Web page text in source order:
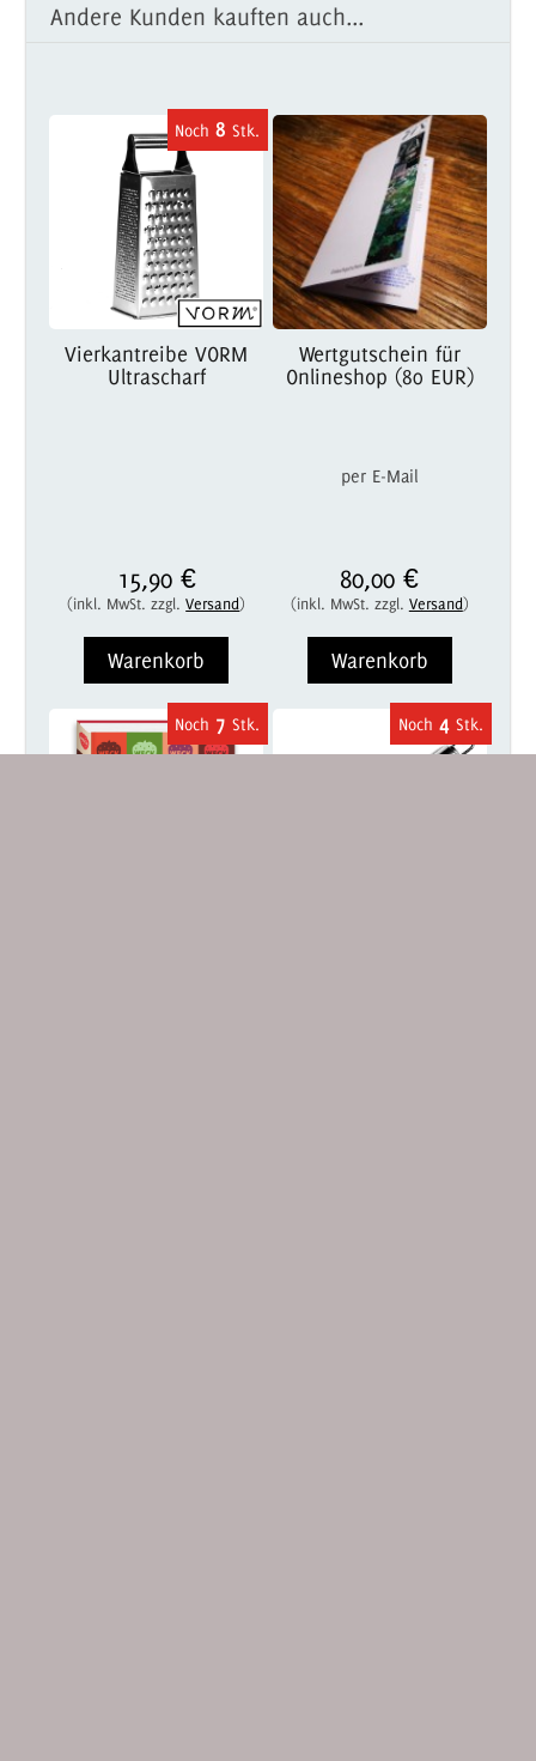
Andere Kunden kauften auch...
8
Vierkantreibe VORM
Ultrascharf
15,90 €
(inkl. MwSt. zzgl.Versand)
Warenkorb
Wertgutschein für
Onlineshop (80 EUR)
per E-Mail
80,00 €
(inkl. MwSt. zzgl. Versand)
Warenkorb
7 4